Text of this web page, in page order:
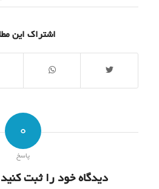
اشتراک این
0
پاسخ
دیدگاه خود را ثبت کنید